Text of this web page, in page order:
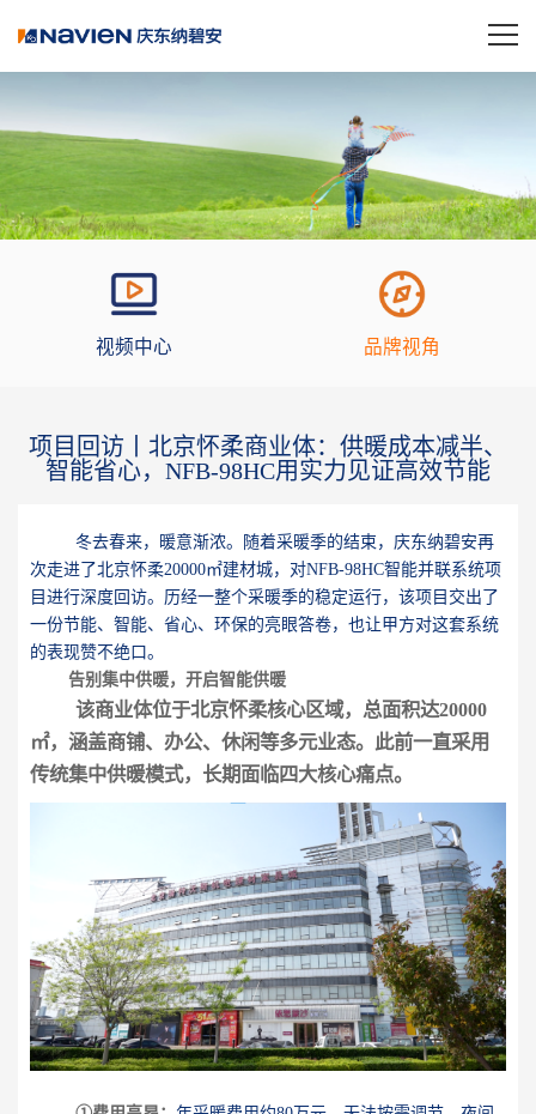
视频中心 品牌视角
项目回访丨北京怀柔商业体：供暖成本减半、
智能省心，NFB-98HC用实力见证高效节能
冬去春来，暖意渐浓。随着采暖季的结束，庆东纳碧安再
次走进了北京怀柔20000㎡建材城，对NFB-98HC智能并联系统项
目进行深度回访。历经一整个采暖季的稳定运行，该项目交出了
一份节能、智能、省心、环保的亮眼答卷，也让甲方对这套系统
的表现赞不绝口。
告别集中供暖，开启智能供暖
该商业体位于北京怀柔核心区域，总面积达20000
㎡，涵盖商铺、办公、休闲等多元业态。此前一直采用
传统集中供暖模式，长期面临四大核心痛点。